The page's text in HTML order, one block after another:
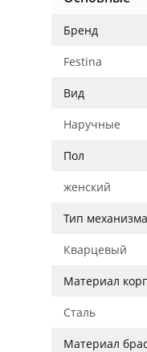
Бренд
Festina
Вид
Наручные
Пол
женский
Тип механизма
Кварцевый
Материал
Сталь
Материал